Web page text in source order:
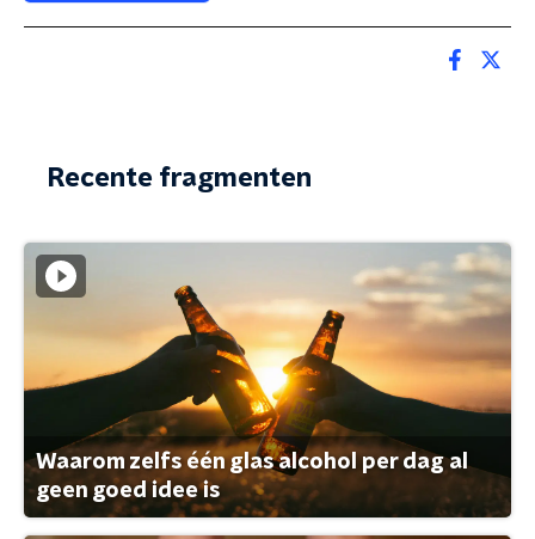
Recente fragmenten
Waarom zelfs één glas alcohol per dag al
geen goed idee is